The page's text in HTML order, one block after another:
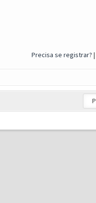
Precisa se registrar? |